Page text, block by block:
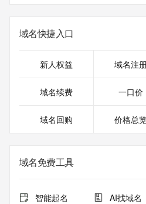
域名快捷入口
新人权益 域名注
域名续费 一口价
域名回购 价格总
域名免费工具
智能起名 AI找域名